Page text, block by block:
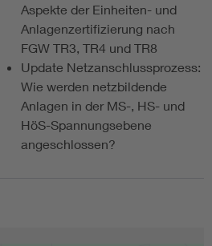
Aspekte der Einheiten- und
Anlagenzertifizierung nach
FGW TR3, TR4 und TR8
Update Netzanschlussprozess:
Wie werden netzbildende
Anlagen in der MS-, HS- und
HöS-Spannungsebene
angeschlossen?